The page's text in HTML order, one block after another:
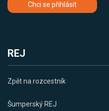
Chci se přihlásit
REJ
Zpět na rozcestník
Šumperský REJ